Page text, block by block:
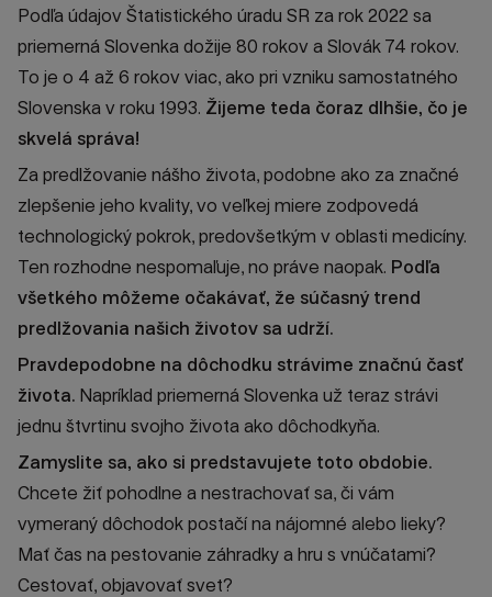
Podľa údajov Štatistického úradu SR za rok 2022 sa
priemerná Slovenka dožije 80 rokov a Slovák 74 rokov.
To je o 4 až 6 rokov viac, ako pri vzniku samostatného
Slovenska v roku 1993. Žijeme teda čoraz dlhšie, čo je
skvelá správa!
Za predlžovanie nášho života, podobne ako za značné
zlepšenie jeho kvality, vo veľkej miere zodpovedá
technologický pokrok, predovšetkým v oblasti medicíny.
Ten rozhodne nespomaľuje, no práve naopak. Podľa
všetkého môžeme očakávať, že súčasný trend
predlžovania našich životov sa udrží.
Pravdepodobne na dôchodku strávime značnú časť
života. Napríklad priemerná Slovenka už teraz strávi
jednu štvrtinu svojho života ako dôchodkyňa.
Zamyslite sa, ako si predstavujete toto obdobie.
Chcete žiť pohodlne a nestrachovať sa, či vám
vymeraný dôchodok postačí na nájomné alebo lieky?
Mať čas na pestovanie záhradky a hru s vnúčatami?
Cestovať, objavovať svet?